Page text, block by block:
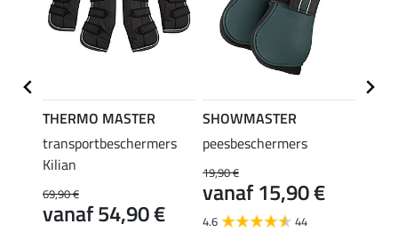
THERMO MASTER
transportbeschermers
Kilian
69,90 €
vanaf 54,90 €
SHOWMASTER
peesbeschermers
19,90 €
vanaf 15,90 €
4.6 44